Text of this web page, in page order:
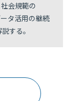
会規範の
タ活用の継続
する。